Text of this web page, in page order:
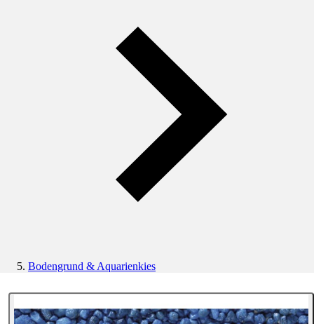
Bodengrund & Aquarienkies